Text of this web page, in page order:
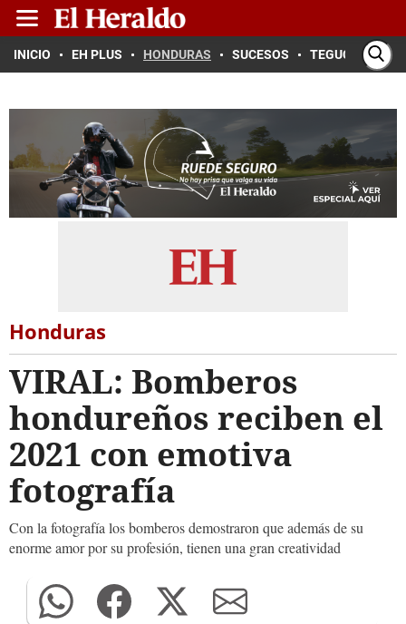
INICIO EH PLUS HONDURAS SUCESOS TEGUCIGALPA
Honduras
VIRAL: Bomberos
hondureños reciben el
2021 con emotiva
fotografía
Con la fotografía los bomberos demostraron que además de su
enorme amor por su profesión, tienen una gran creatividad